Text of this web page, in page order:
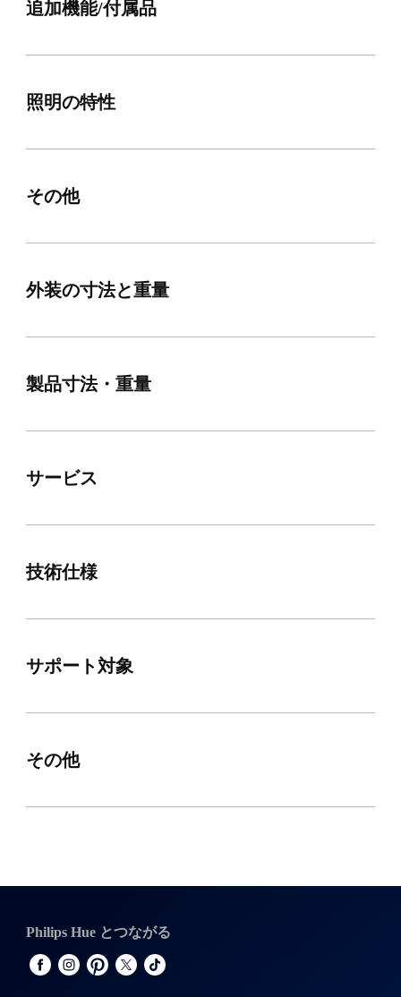
追加機能/付属品
照明の特性
その他
外装の寸法と重量
製品寸法・重量
サービス
技術仕様
サポート対象
その他
Philips Hue とつながる